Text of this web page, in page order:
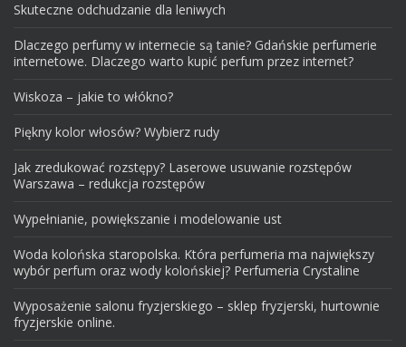
Skuteczne odchudzanie dla leniwych
Dlaczego perfumy w internecie są tanie? Gdańskie perfumerie
internetowe. Dlaczego warto kupić perfum przez internet?
Wiskoza – jakie to włókno?
Piękny kolor włosów? Wybierz rudy
Jak zredukować rozstępy? Laserowe usuwanie rozstępów
Warszawa – redukcja rozstępów
Wypełnianie, powiększanie i modelowanie ust
Woda kolońska staropolska. Która perfumeria ma największy
wybór perfum oraz wody kolońskiej? Perfumeria Crystaline
Wyposażenie salonu fryzjerskiego – sklep fryzjerski, hurtownie
fryzjerskie online.